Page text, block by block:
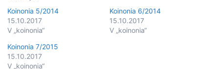
Koinonia 5/2014
15.10.2017
V „koinonia“
Koinonia 6/2014
15.10.2017
V „koinonia“
Koinonia 7/2015
15.10.2017
V „koinonia“